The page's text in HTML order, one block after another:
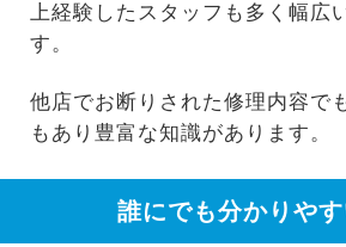
上経験したスタッフも多く幅広
す。
他店でお断りされた修理内容で
もあり豊富な知識があります。
誰にでも分かりやす